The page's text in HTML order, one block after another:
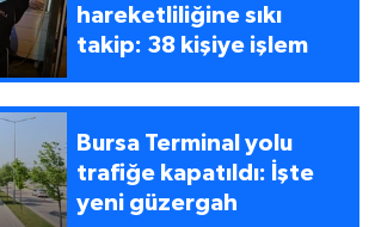
hareketliliğine sıkı
takip: 38 kişiye işlem
Bursa Terminal yolu
trafiğe kapatıldı: İşte
yeni güzergah